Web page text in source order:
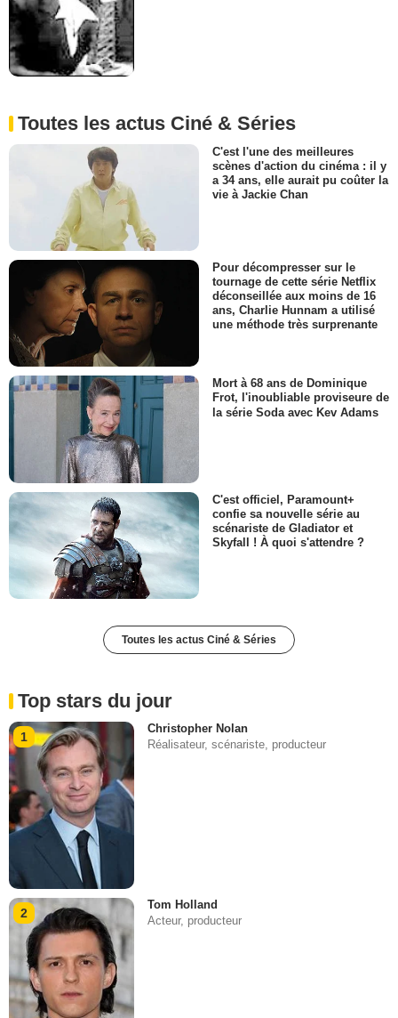
Toutes les actus Ciné & Séries
C'est l'une des meilleures
scènes d'action du cinéma : il y
a 34 ans, elle aurait pu coûter la
vie à Jackie Chan
Pour décompresser sur le
tournage de cette série Netflix
déconseillée aux moins de 16
ans, Charlie Hunnam a utilisé
une méthode très surprenante
Mort à 68 ans de Dominique
Frot, l'inoubliable proviseure de
la série Soda avec Kev Adams
C'est officiel, Paramount+
confie sa nouvelle série au
scénariste de Gladiator et
Skyfall ! À quoi s'attendre ?
Toutes les actus Ciné & Séries
Top stars du jour
1
Christopher Nolan
Réalisateur, scénariste, producteur
2
Tom Holland
Acteur, producteur